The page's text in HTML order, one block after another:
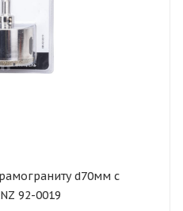
d70мм с
92-0019